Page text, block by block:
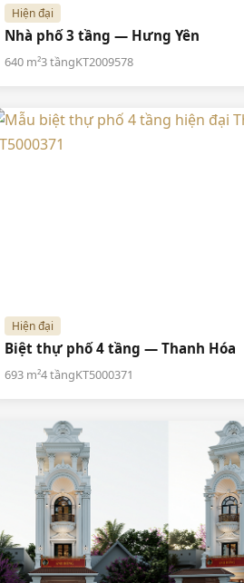
Hiện đại
Nhà phố 3 tầng — Hưng Yên
640 m²3 tầngKT2009578
Hiện đại
Biệt thự phố 4 tầng — Thanh Hóa
693 m²4 tầngKT5000371